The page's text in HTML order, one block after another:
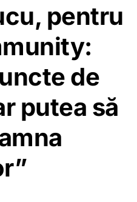
pentru
de
putea să